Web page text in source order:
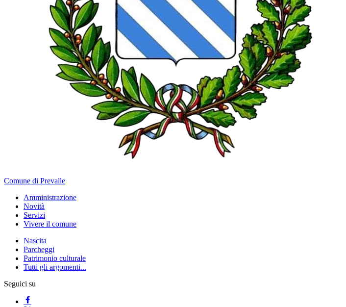
Comune di Prevalle
Amministrazione
Novità
Servizi
Vivere il comune
Nascita
Parcheggi
Patrimonio culturale
Tutti gli argomenti...
Seguici su